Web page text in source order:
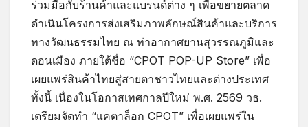
ร่วมมือกับร้านค้าและแบรนด์ต่าง ๆ เพื่อขยายตลาด
ดำเนินโครงการส่งเสริมภาพลักษณ์สินค้าและบริการ
ทางวัฒนธรรมไทย ณ ท่าอากาศยานสุวรรณภูมิและ
ดอนเมือง ภายใต้ชื่อ “CPOT POP-UP Store” เพื่อ
เผยแพร่สินค้าไทยสู่สายตาชาวไทยและต่างประเทศ
ทั้งนี้ เนื่องในโอกาสเทศกาลปีใหม่ พ.ศ. 2569 วธ.
เตรียมจัดทำ “แคตาล็อก CPOT” เพื่อเผยแพร่ใน